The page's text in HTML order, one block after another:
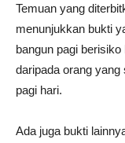
Temuan yang
menunjukkan bukti
bangun pagi
daripada orang yang
pagi hari.
Ada juga bukti